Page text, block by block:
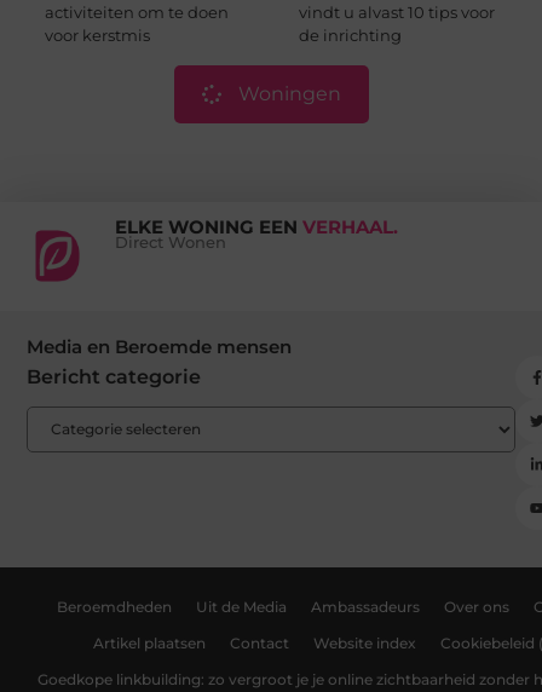
activiteiten om te doen
voor kerstmis
vindt u alvast 10 tips voor
de inrichting
Woningen
ELKE WONING EEN VERHAAL.
Direct Wonen
Media en Beroemde mensen
Bericht categorie
Beroemdheden Uit de Media Ambassadeurs Over ons
Artikel plaatsen Contact Website index Cookiebeleid
Goedkope linkbuilding: zo vergroot je je online zichtbaarheid zonder